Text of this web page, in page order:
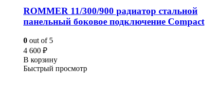
ROMMER 11/300/900 радиатор стальной
панельный боковое подключение Compact
0 out of 5
4 600 ₽
В корзину
Быстрый просмотр